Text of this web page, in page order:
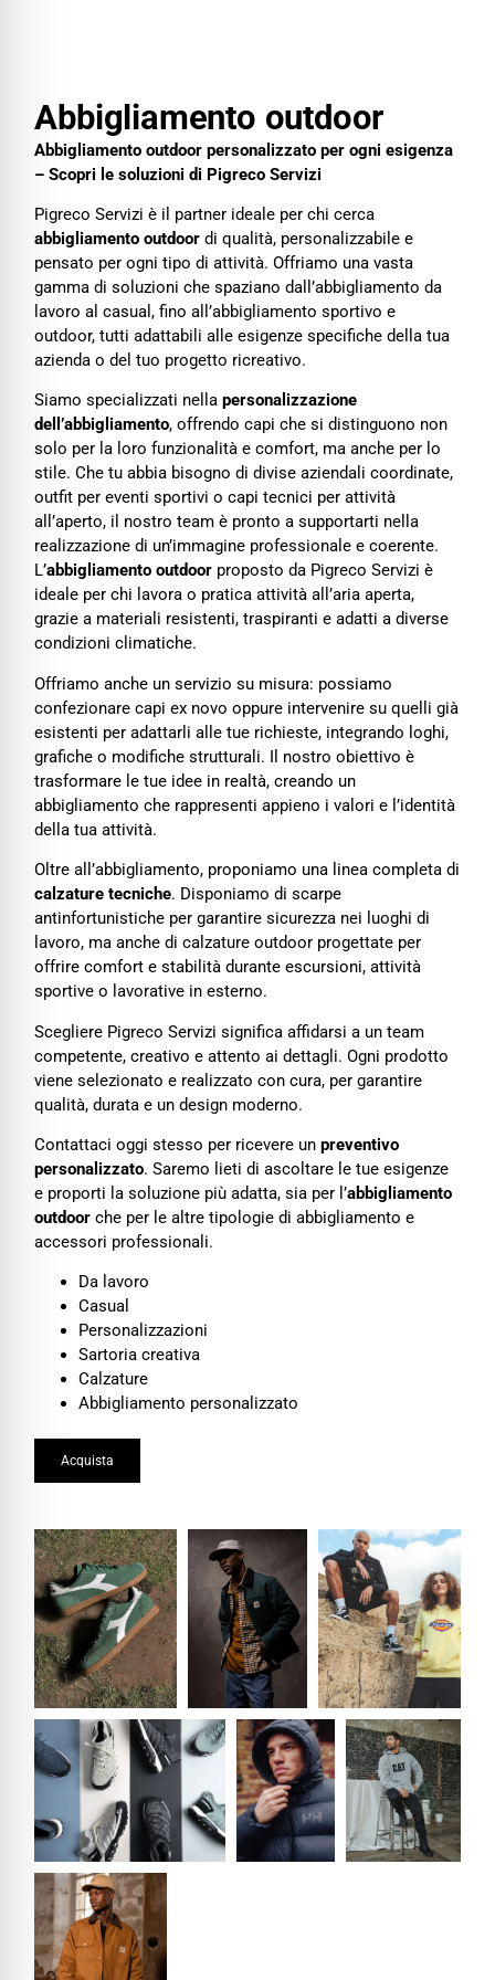
Abbigliamento outdoor
Abbigliamento outdoor personalizzato per ogni esigenza
– Scopri le soluzioni di Pigreco Servizi
Pigreco Servizi è il partner ideale per chi cerca
abbigliamento outdoor di qualità, personalizzabile e
pensato per ogni tipo di attività. Offriamo una vasta
gamma di soluzioni che spaziano dall’abbigliamento da
lavoro al casual, fino all’abbigliamento sportivo e
outdoor, tutti adattabili alle esigenze specifiche della tua
azienda o del tuo progetto ricreativo.
Siamo specializzati nellapersonalizzazione
dell’abbigliamento, offrendo capi che si distinguono non
solo per la loro funzionalità e comfort, ma anche per lo
stile. Che tu abbia bisogno di divise aziendali coordinate,
outfit per eventi sportivi o capi tecnici per attività
all’aperto, il nostro team è pronto a supportarti nella
realizzazione di un’immagine professionale e coerente.
L’abbigliamento outdoor proposto da Pigreco Servizi è
ideale per chi lavora o pratica attività all’aria aperta,
grazie a materiali resistenti, traspiranti e adatti a diverse
condizioni climatiche.
Offriamo anche un servizio su misura: possiamo
confezionare capi ex novo oppure intervenire su quelli già
esistenti per adattarli alle tue richieste, integrando loghi,
grafiche o modifiche strutturali. Il nostro obiettivo è
trasformare le tue idee in realtà, creando un
abbigliamento che rappresenti appieno i valori e l’identità
della tua attività.
Oltre all’abbigliamento, proponiamo una linea completa di
calzature tecniche. Disponiamo di scarpe
antinfortunistiche per garantire sicurezza nei luoghi di
lavoro, ma anche di calzature outdoor progettate per
offrire comfort e stabilità durante escursioni, attività
sportive o lavorative in esterno.
Scegliere Pigreco Servizi significa affidarsi a un team
competente, creativo e attento ai dettagli. Ogni prodotto
viene selezionato e realizzato con cura, per garantire
qualità, durata e un design moderno.
Contattaci oggi stesso per ricevere unpreventivo
personalizzato. Saremo lieti di ascoltare le tue esigenze
e proporti la soluzione più adatta, sia per l’abbigliamento
outdoor che per le altre tipologie di abbigliamento e
accessori professionali.
Da lavoro
Casual
Personalizzazioni
Sartoria creativa
Calzature
Abbigliamento personalizzato
Acquista